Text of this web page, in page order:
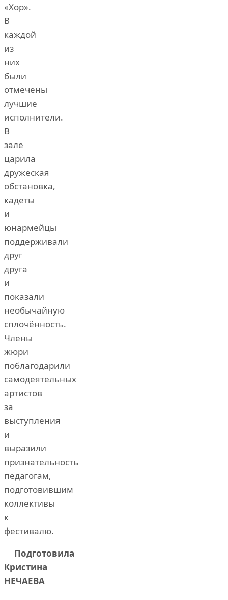
«Хор».
В
каждой
из
них
были
отмечены
лучшие
исполнители.
В
зале
царила
дружеская
обстановка,
кадеты
и
юнармейцы
поддерживали
друг
друга
и
показали
необычайную
сплочённость.
Члены
жюри
поблагодарили
самодеятельных
артистов
за
выступления
и
выразили
признательность
педагогам,
подготовившим
коллективы
к
фестивалю.
Подготовила
Кристина
НЕЧАЕВА